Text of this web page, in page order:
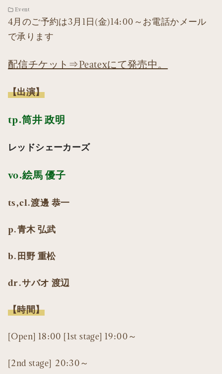
Event
4月のご予約は3月1日(金)14:00～お電話かメール
で承ります
配信チケット⇒Peatexにて発売中。
【出演】
tp.筒井 政明
レッドシェーカーズ
vo.絵馬 優子
ts,cl.渡邊 恭一
p.青木 弘武
b.田野 重松
dr.サバオ 渡辺
【時間】
[Open] 18:00 [1st stage] 19:00～
[2nd stage] 20:30～